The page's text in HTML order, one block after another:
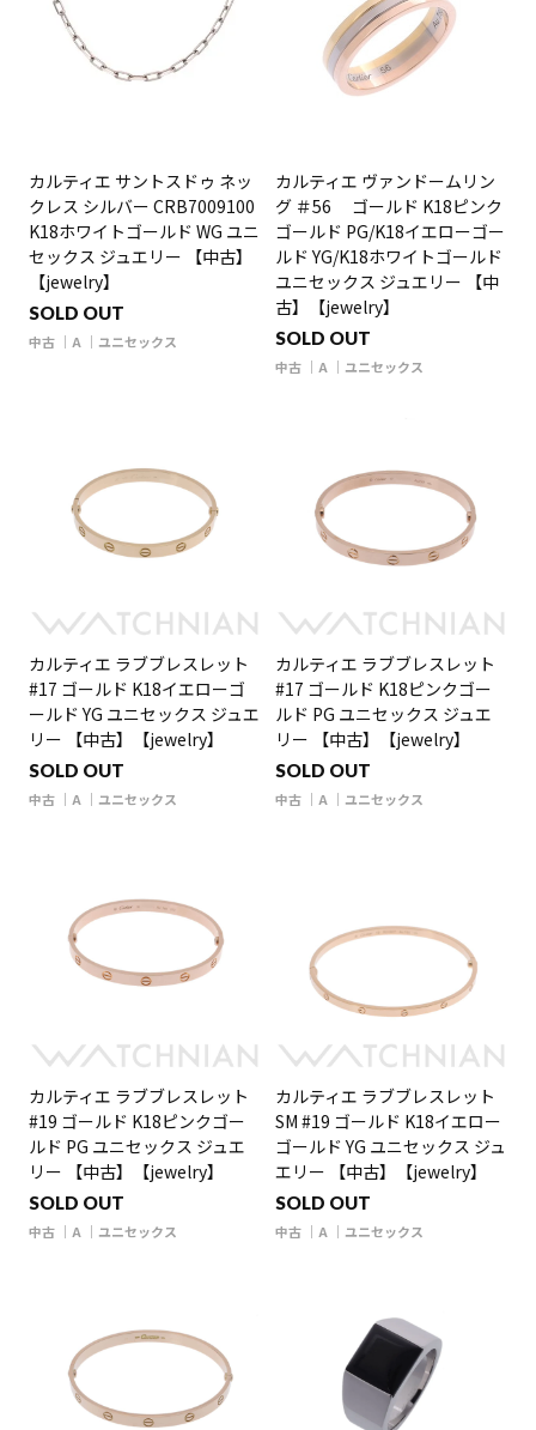
カルティエ サントスドゥ ネッ
クレス シルバー CRB7009100
K18ホワイトゴールド WG ユニ
セックス ジュエリー 【中古】
【jewelry】
SOLD OUT
中古 A ユニセックス
カルティエ ヴァンドームリン
グ ＃56 ゴールド K18ピンク
ゴールド PG/K18イエローゴー
ルド YG/K18ホワイトゴールド
ユニセックス ジュエリー 【中
古】【jewelry】
SOLD OUT
中古 A ユニセックス
カルティエ ラブブレスレット
#17 ゴールド K18イエローゴ
ールド YG ユニセックス ジュエ
リー 【中古】【jewelry】
SOLD OUT
中古 A ユニセックス
カルティエ ラブブレスレット
#17 ゴールド K18ピンクゴー
ルド PG ユニセックス ジュエ
リー 【中古】【jewelry】
SOLD OUT
中古 A ユニセックス
カルティエ ラブブレスレット
#19 ゴールド K18ピンクゴー
ルド PG ユニセックス ジュエ
リー 【中古】【jewelry】
SOLD OUT
中古 A ユニセックス
カルティエ ラブブレスレット
SM #19 ゴールド K18イエロー
ゴールド YG ユニセックス ジュ
エリー 【中古】【jewelry】
SOLD OUT
中古 A ユニセックス